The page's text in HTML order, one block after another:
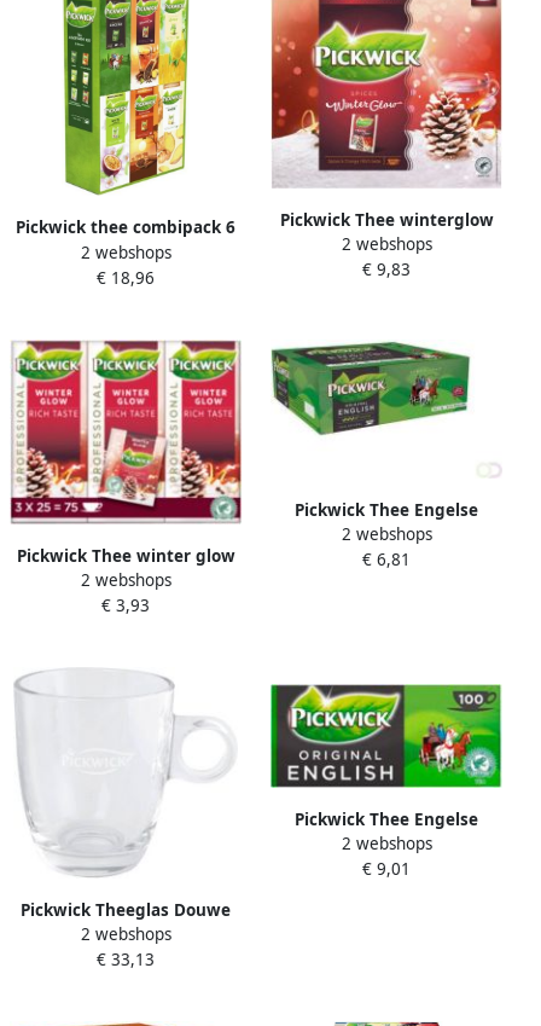
Pickwick thee combipack 6
smaken pak van 150 stuks
2 webshops
€ 18,96
Pickwick Thee winterglow
100x2gr
2 webshops
€ 9,83
Pickwick Thee winter glow
25x2 gr met envelop
2 webshops
€ 3,93
Pickwick Thee Engelse
melange 100 zakjes van 2gr
met envelop
2 webshops
€ 6,81
Pickwick Theeglas Douwe
Egberts 6 stuks
2 webshops
€ 33,13
Pickwick Thee Engelse
melange 100 stuks 4 gram
zonder envelop
2 webshops
€ 9,01